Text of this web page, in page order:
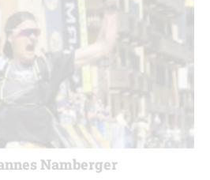
Namberger